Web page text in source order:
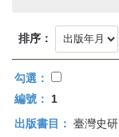
首
頁
排序：
勾選：
編號：
1
出版書目： 臺灣史